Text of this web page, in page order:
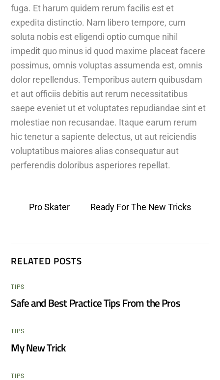
fuga. Et harum quidem rerum facilis est et
expedita distinctio. Nam libero tempore, cum
soluta nobis est eligendi optio cumque nihil
impedit quo minus id quod maxime placeat facere
possimus, omnis voluptas assumenda est, omnis
dolor repellendus. Temporibus autem quibusdam
et aut officiis debitis aut rerum necessitatibus
saepe eveniet ut et voluptates repudiandae sint et
molestiae non recusandae. Itaque earum rerum
hic tenetur a sapiente delectus, ut aut reiciendis
voluptatibus maiores alias consequatur aut
perferendis doloribus asperiores repellat.
Pro Skater Ready For The New Tricks
RELATED POSTS
TIPS
Safe and Best Practice Tips From the Pros
TIPS
My New Trick
TIPS